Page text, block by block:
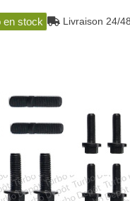
en stock Livraison 24/